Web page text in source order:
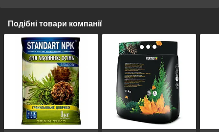
Подібні товари компанії